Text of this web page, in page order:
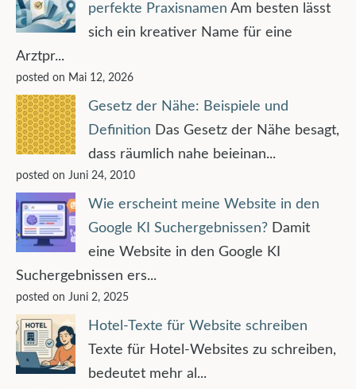
perfekte Praxisnamen Am besten lässt
sich ein kreativer Name für eine
Arztpr...
posted on Mai 12, 2026
Gesetz der Nähe: Beispiele und
Definition Das Gesetz der Nähe besagt,
dass räumlich nahe beieinan...
posted on Juni 24, 2010
Wie erscheint meine Website in den
Google KI Suchergebnissen? Damit
eine Website in den Google KI
Suchergebnissen ers...
posted on Juni 2, 2025
Hotel-Texte für Website schreiben
Texte für Hotel-Websites zu schreiben,
bedeutet mehr al...